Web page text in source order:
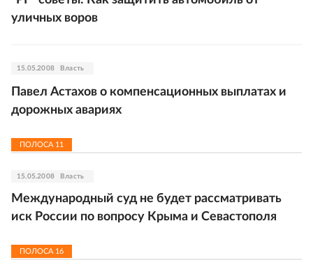
уличных воров
15.05.2008 Власть
Павел Астахов о компенсационных выплатах и
дорожных авариях
ПОЛОСА 11
15.05.2008 Власть
Международный суд не будет рассматривать
иск России по вопросу Крыма и Севастополя
ПОЛОСА 16